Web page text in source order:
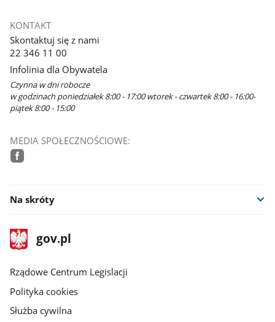
KONTAKT
Skontaktuj się z nami
22 346 11 00
Infolinia dla Obywatela
Czynna w dni robocze
w godzinach poniedziałek 8:00 - 17:00 wtorek - czwartek 8:00 - 16:00-
piątek 8:00 - 15:00
MEDIA SPOŁECZNOŚCIOWE:
Na skróty
stopka
gov.plStrona
gov.pl
Rządowe Centrum Legislacji
Polityka cookies
Służba cywilna